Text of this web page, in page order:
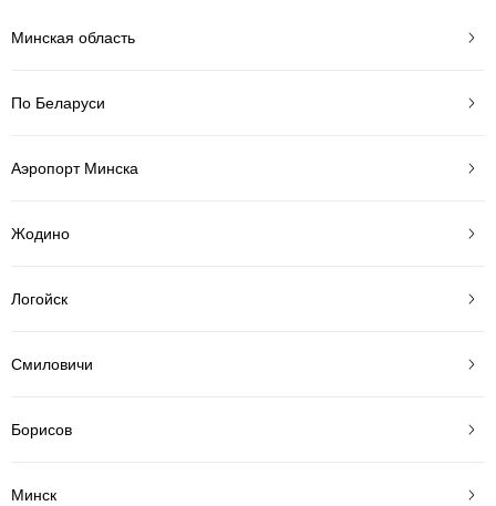
Минская область
По Беларуси
Аэропорт Минска
Жодино
Логойск
Смиловичи
Борисов
Минск